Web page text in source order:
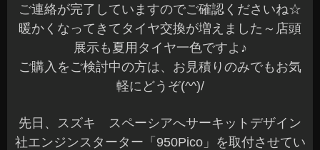
ご連絡が完了していますのでご確認くださいね☆
暖かくなってきてタイヤ交換が増えました～店頭
展示も夏用タイヤ一色ですよ♪
ご購入をご検討中の方は、お見積りのみでもお気
軽にどうぞ(^^)/
先日、スズキ スペーシアへサーキットデザイン
社エンジンスターター「950Pico」を取付させてい